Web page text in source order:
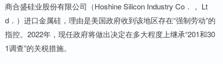
商合盛硅业股份有限公司（Hoshine Silicon Industry Co．， Lt
d．）进口金属硅，理由是美国政府收到该地区存在“强制劳动”的
指控。2022年，现任政府将做出决定在多大程度上继承“201和30
1调查”的关税措施。